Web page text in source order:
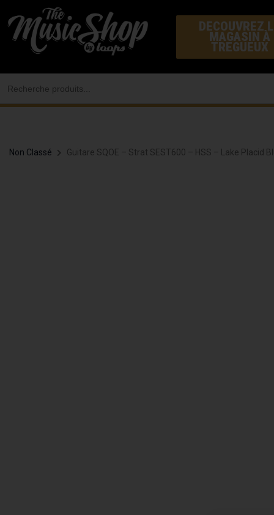
au
contenu
DECOUVREZ
MAGASIN À
TREGUEUX
Non Classé Guitare SQOE – Strat SEST600 – HSS – Lake Placid